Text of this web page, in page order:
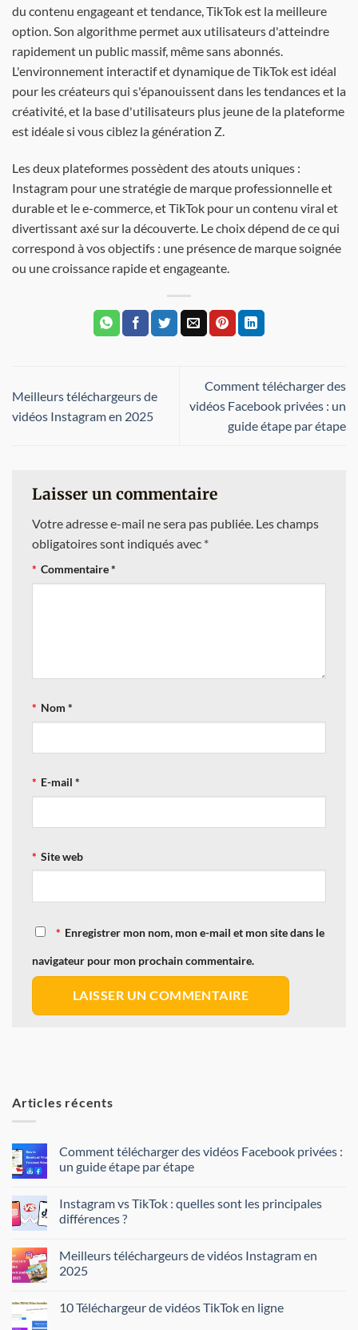
du contenu engageant et tendance, TikTok est la meilleure
option. Son algorithme permet aux utilisateurs d'atteindre
rapidement un public massif, même sans abonnés.
L'environnement interactif et dynamique de TikTok est idéal
pour les créateurs qui s'épanouissent dans les tendances et la
créativité, et la base d'utilisateurs plus jeune de la plateforme
est idéale si vous ciblez la génération Z.
Les deux plateformes possèdent des atouts uniques :
Instagram pour une stratégie de marque professionnelle et
durable et le e-commerce, et TikTok pour un contenu viral et
divertissant axé sur la découverte. Le choix dépend de ce qui
correspond à vos objectifs : une présence de marque soignée
ou une croissance rapide et engageante.
Meilleurs téléchargeurs de
vidéos Instagram en 2025
Comment télécharger des
vidéos Facebook privées : un
guide étape par étape
Laisser un commentaire
Votre adresse e-mail ne sera pas publiée. Les champs
obligatoires sont indiqués avec *
Commentaire*
Nom *
E-mail *
Site web
Enregistrer mon nom, mon e-mail et mon site dans le
navigateur pour mon prochain commentaire.
Articles récents
Comment télécharger des vidéos Facebook privées :
un guide étape par étape
Instagram vs TikTok : quelles sont les principales
différences ?
Meilleurs téléchargeurs de vidéos Instagram en
2025
10 Téléchargeur de vidéos TikTok en ligne